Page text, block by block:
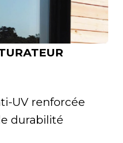
UV renforcée
durabilité